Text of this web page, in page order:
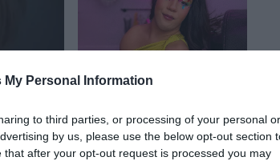
My Personal Information
to third parties, or processing of your personal or
by us, please use the below opt-out section
after your opt-out request is processed you may